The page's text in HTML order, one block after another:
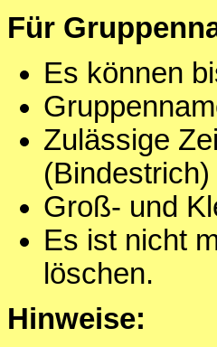
Für
Es können
Zulässige
Groß- und
Es ist nicht
löschen.
Hinweise: